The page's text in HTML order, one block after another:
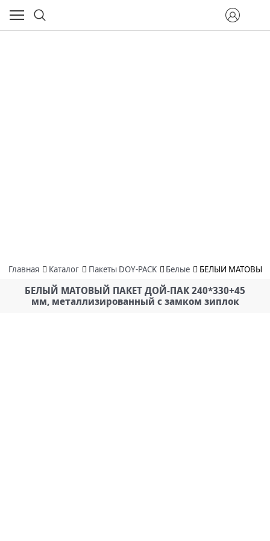
Главная Каталог Пакеты DOY-PACK Белые БЕЛЫЙ МАТОВЫЙ
БЕЛЫЙ МАТОВЫЙ ПАКЕТ ДОЙ-ПАК 240*330+45
мм, металлизированный с замком зиплок